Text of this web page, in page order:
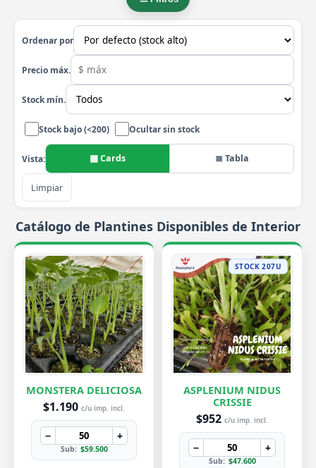
Ordenar por
Precio máx.
Stock mín.
Stock bajo (<200) Ocultar sin stock
Vista: ▦ Cards ≣ Tabla
Limpiar
Catálogo de Plantines Disponibles de Interior
MONSTERA DELICIOSA
$1.190 c/u imp. incl.
− +
Sub: $59.500
STOCK 207U
ASPLENIUM NIDUS
CRISSIE
$952 c/u imp. incl.
− +
Sub: $47.600